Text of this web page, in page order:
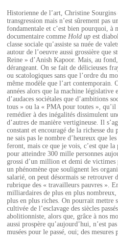
Historienne de l’art, Christine
transgression mais n’est sûrement pas
fondamentale et c’est bien pourquoi, à
documentaire comme Hold up est
classe sociale qu’assiste sa nuée de
autour de l’oeuvre aussi grossière que
Reine » d’Anish Kapoor. Mais, au
dérangeant. On se fait de délicieuses
ou scatologiques sans que l’ordre du
même modèle que l’art contemporain.
années alors que la machine législative
d’audaces sociétales que d’ambitions
tous » ou la « PMA pour toutes »,
remédier à des inégalités dissimulent
d’autres de manière vertigineuse. Il
constant et encouragé de la richesse du
ne sais pas le nombre d’heureux que
feront, mais ce que je vois, c’est que
pour atteindre 300 mille personnes
grossi d’un million et demi de
un phénomène que soulignent les
salarié, on peut désormais se retrouver
rubrique des « travailleurs pauvres ».
milliardaires de plus en plus
plus en plus riches. On pourrait mettre
cultivée de l’esclavage des siècles
abolitionniste, alors que, grâce à nos
aussi prospère qu’aujourd’hui, n’est
musées pour le passé, oui; des mesures